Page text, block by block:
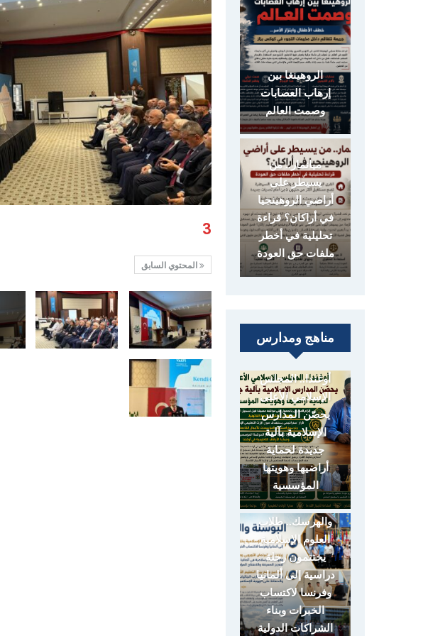
3
المحتوي السابق
الروهينغا بين
إرهاب العصابات
وصمت العالم
ميانمار.. من
يسيطر على
أراضي الروهينجيا
في أراكان؟ قراءة
تحليلية في أخطر
ملفات حق العودة
مناهج ومدارس
أوغندا.. المجلس
الإسلامي الأعلى
يحصّن المدارس
الإسلامية بآلية
جديدة لحماية
أراضيها وهويتها
المؤسسية
البوسنة
والهرسك.. طلاب
العلوم الإسلامية
يختتمون رحلة
دراسية إلى ألمانيا
وفرنسا لاكتساب
الخبرات وبناء
الشراكات الدولية